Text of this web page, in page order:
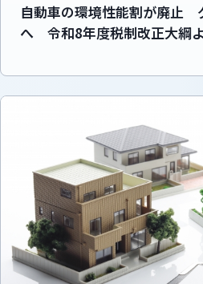
自動車の環境性能割が廃止
へ 令和8年度税制改正大綱